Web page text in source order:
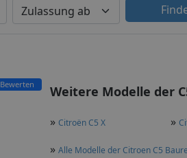
Weitere Modelle der
» Citroën C5 X »
» Alle Modelle der Citroen C5
Bewerten